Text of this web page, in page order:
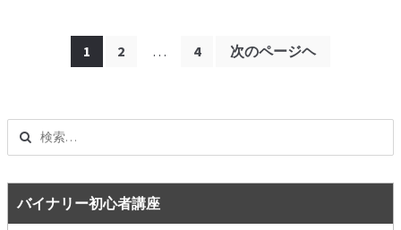
ゲ
ー
ョ
ン
1 2 … 4 次のページヘ
バイナリー初心者講座